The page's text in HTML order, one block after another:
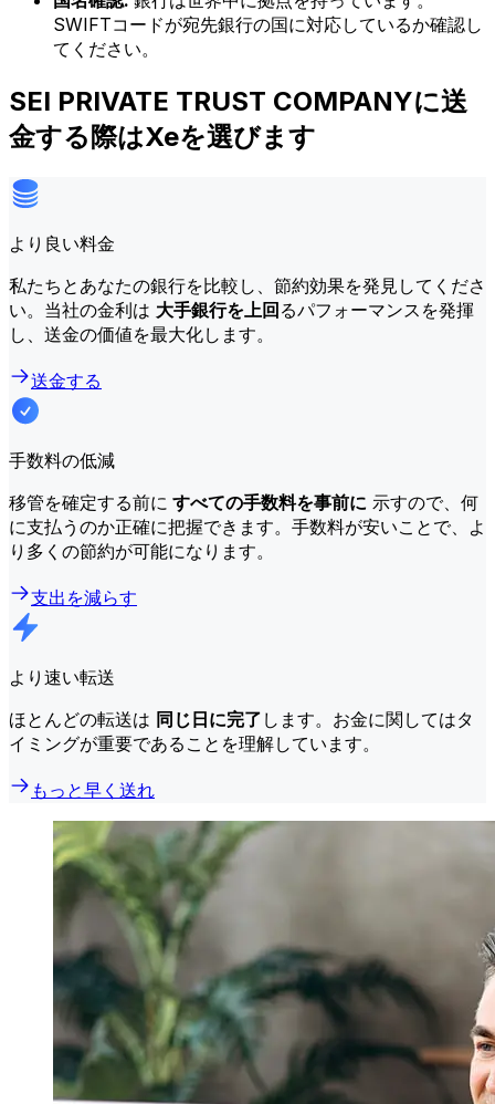
SWIFTコードが宛先銀行の国に対応しているか確認し
てください。
SEI PRIVATE TRUST COMPANYに送
金する際はXeを選びます
より良い料金
私たちとあなたの銀行を比較し、節約効果を発見してくださ
い。当社の金利は 大手銀行を上回るパフォーマンスを発揮
し、送金の価値を最大化します。
送金する
手数料の低減
移管を確定する前に すべての手数料を事前に 示すので、何
に支払うのか正確に把握できます。手数料が安いことで、よ
り多くの節約が可能になります。
支出を減らす
より速い転送
ほとんどの転送は 同じ日に完了 します。お金に関してはタ
イミングが重要であることを理解しています。
もっと早く送れ